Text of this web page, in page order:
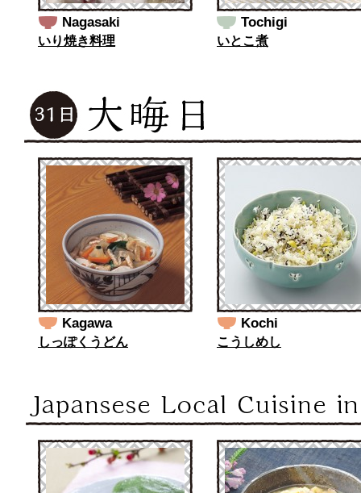
Nagasaki
いり焼き料理
Tochigi
いとこ煮
Kagawa
しっぽくうどん
Kochi
こうしめし